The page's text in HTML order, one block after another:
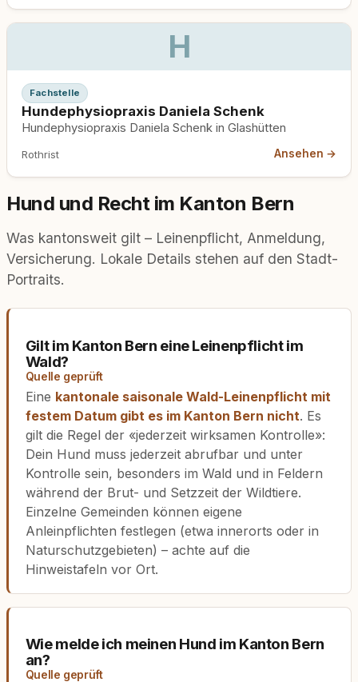
H
Fachstelle
Hundephysiopraxis Daniela Schenk
Hundephysiopraxis Daniela Schenk in Glashütten
Rothrist Ansehen →
Hund und Recht im Kanton Bern
Was kantonsweit gilt – Leinenpflicht, Anmeldung,
Versicherung. Lokale Details stehen auf den Stadt-
Portraits.
Gilt im Kanton Bern eine Leinenpflicht im
Wald?
Quelle geprüft
Eine kantonale saisonale Wald-Leinenpflicht mit
festem Datum gibt es im Kanton Bern nicht. Es
gilt die Regel der «jederzeit wirksamen Kontrolle»:
Dein Hund muss jederzeit abrufbar und unter
Kontrolle sein, besonders im Wald und in Feldern
während der Brut- und Setzzeit der Wildtiere.
Einzelne Gemeinden können eigene
Anleinpflichten festlegen (etwa innerorts oder in
Naturschutzgebieten) – achte auf die
Hinweistafeln vor Ort.
Wie melde ich meinen Hund im Kanton Bern
an?
Quelle geprüft